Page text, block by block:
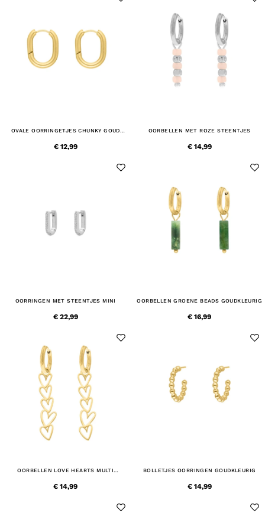
OVALE OORRINGETJES CHUNKY GOUD
€ 12,99
OORBELLEN MET ROZE STEENTJES
€ 14,99
OORRINGEN MET STEENTJES MINI
€ 22,99
OORBELLEN GROENE BEADS GOUDKLEURIG
€ 16,99
OORBELLEN LOVE HEARTS MULTI
€ 14,99
BOLLETJES OORRINGEN GOUDKLEURIG
€ 14,99